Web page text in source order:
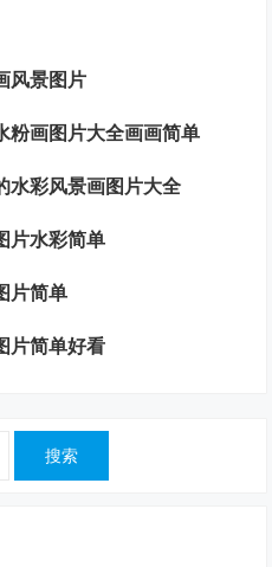
风景图片
粉画图片大全画画简单
水彩风景画图片大全
片水彩简单
片简单
片简单好看